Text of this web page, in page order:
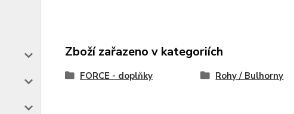
Zboží zařazeno v kategoriích
FORCE - doplňky Rohy / Bulhorny